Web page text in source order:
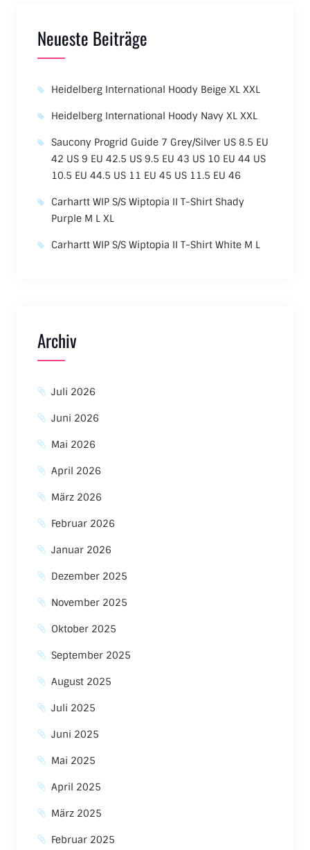
Neueste Beiträge
Heidelberg International Hoody Beige XL XXL
Heidelberg International Hoody Navy XL XXL
Saucony Progrid Guide 7 Grey/Silver US 8.5 EU
42 US 9 EU 42.5 US 9.5 EU 43 US 10 EU 44 US
10.5 EU 44.5 US 11 EU 45 US 11.5 EU 46
Carhartt WIP S/S Wiptopia II T-Shirt Shady
Purple M L XL
Carhartt WIP S/S Wiptopia II T-Shirt White M L
Archiv
Juli 2026
Juni 2026
Mai 2026
April 2026
März 2026
Februar 2026
Januar 2026
Dezember 2025
November 2025
Oktober 2025
September 2025
August 2025
Juli 2025
Juni 2025
Mai 2025
April 2025
März 2025
Februar 2025